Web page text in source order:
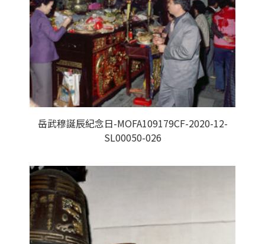
岳武穆誕辰紀念日-MOFA109179CF-2020-12-
SL00050-026